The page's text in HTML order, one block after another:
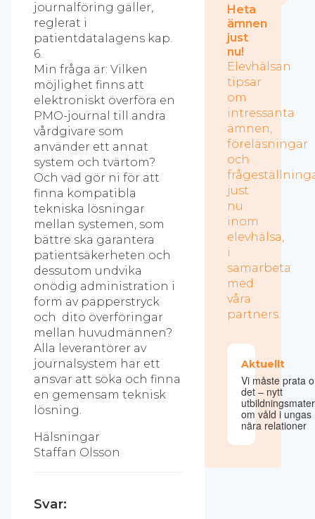
journalföring gäller,
reglerat i
patientdatalagens kap.
6.
Min fråga är: Vilken
möjlighet finns att
elektroniskt överföra en
PMO-journal till andra
vårdgivare som
använder ett annat
system och tvärtom?
Och vad gör ni för att
finna kompatibla
tekniska lösningar
mellan systemen, som
bättre ska garantera
patientsäkerheten och
dessutom undvika
onödig administration i
form av papperstryck
och dito överföringar
mellan huvudmännen?
Alla leverantörer av
journalsystem har ett
ansvar att söka och finna
en gemensam teknisk
lösning.
Hälsningar
Staffan Olsson
Svar:
Heta
ämnen
just
nu!
Elevhälsan
tipsar
om
intressanta
ämnen,
föreläsningar
och
just
nu
inom
elevhälsa,
i
samarbeta
med
våra
partners.
Aktuellt
Vi måste prata
det – nytt
om våld i ungas
nära relationer